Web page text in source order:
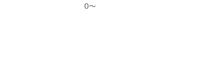
0～